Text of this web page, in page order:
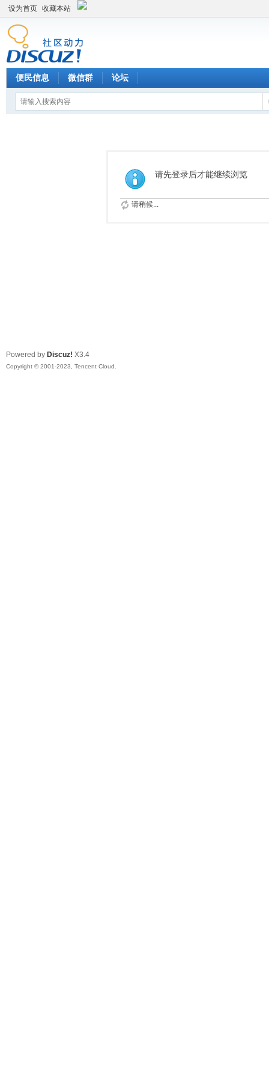
设为首页 收藏本站
便民信息 微信群 论坛
请先登录后才能继续浏览
请稍候...
Powered by Discuz! X3.4
Copyright © 2001-2023, Tencent Cloud.